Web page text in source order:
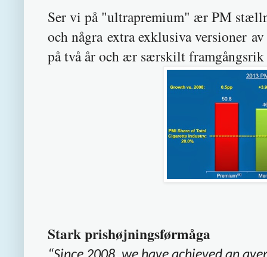
Ser vi på "ultrapremium" ær PM
och några extra exklusiva versioner
på två år och ær særskilt
Stark prishøjningsførmåga